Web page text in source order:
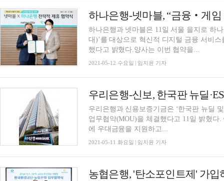
하나은행과 넷마블은 11일 서울 을지로 하
대)’를 대상으로 혁신적 디지털 금융 서비
했다고 밝혔다.양사는 이번 협약을...
2021-05-12 수요일 | 임지윤 기자
우리은행-신보, 한국판 뉴딜
우리은행과 신용보증기금은 ‘한국판 뉴딜
업무협약(MOU)을 체결했다고 11일 밝혔다. 이번 협약은 한국판 뉴딜 기업과 ESG 경영 기업
에 우대금융을 지원하고...
2021-05-11 화요일 | 임지윤 기자
농협은행, '탄소포인트제' 가입